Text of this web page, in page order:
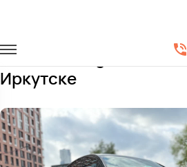
Легковые
Заказать Jaguar XF с
Иркутске